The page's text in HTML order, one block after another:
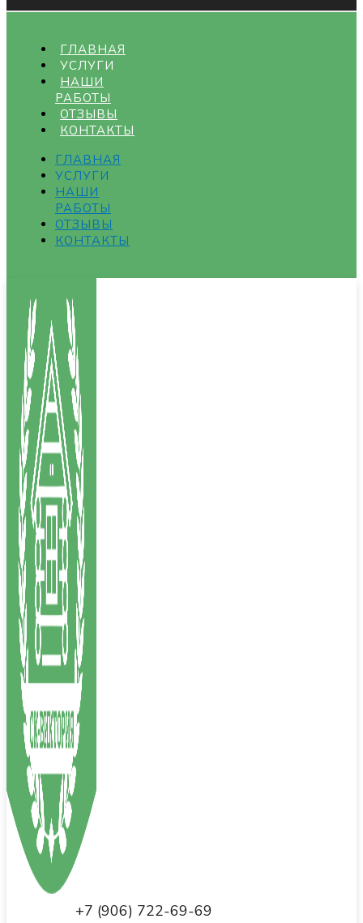
ГЛАВНАЯ
УСЛУГИ
НАШИ
РАБОТЫ
ОТЗЫВЫ
КОНТАКТЫ
ГЛАВНАЯ
УСЛУГИ
НАШИ
РАБОТЫ
ОТЗЫВЫ
КОНТАКТЫ
+7 (906) 722-69-69